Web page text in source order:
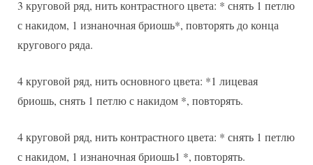
3 круговой ряд, нить контрастного цвета: * снять 1 петлю
с накидом, 1 изнаночная бриошь*, повторять до конца
кругового ряда.
4 круговой ряд, нить основного цвета: *1 лицевая
бриошь, снять 1 петлю с накидом *, повторять.
4 круговой ряд, нить контрастного цвета: * снять 1 петлю
с накидом, 1 изнаночная бриошь1 *, повторять.